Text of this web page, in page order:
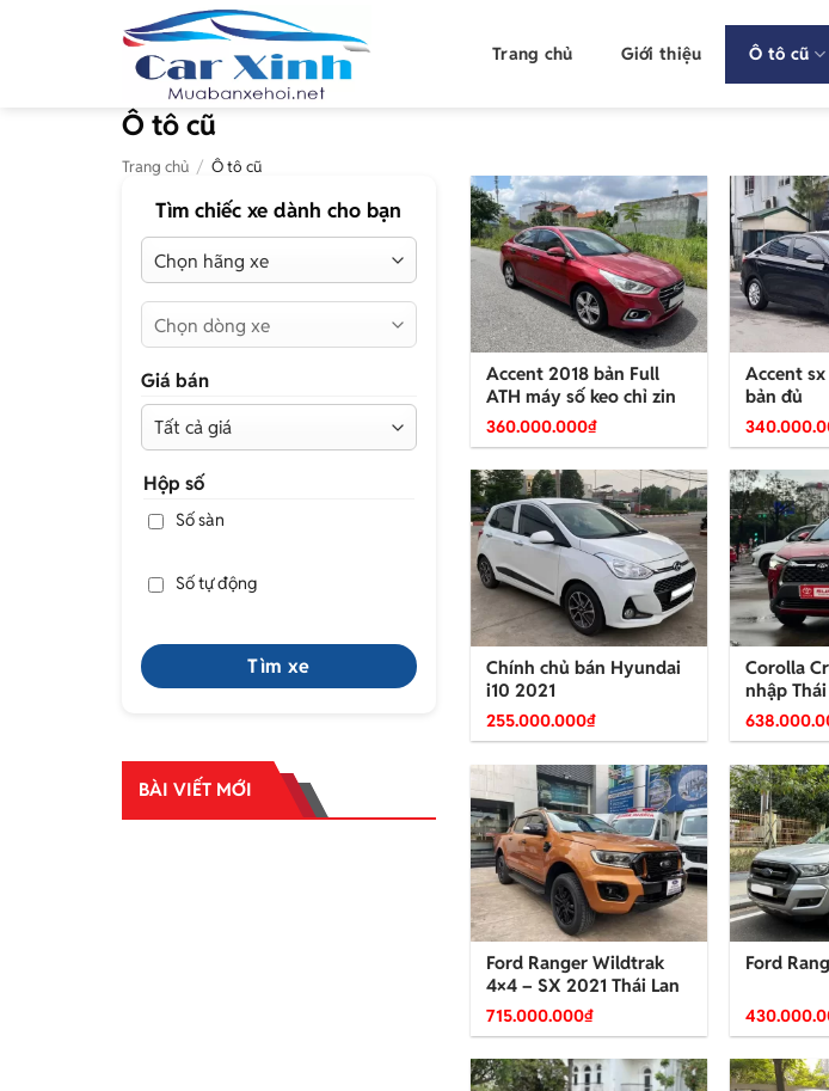
Trang chủ Giới thiệu Ô tô cũ
Ô tô cũ
Trang chủ / Ô tô cũ
Tìm chiếc xe dành cho bạn
Giá bán
Hộp số
Số sàn
Số tự động
Tìm xe
BÀI VIẾT MỚI
Accent 2018 bản Full
ATH máy số keo chỉ zin
360.000.000₫
Accent
bản đủ
Chính chủ bán Hyundai
i10 2021
255.000.000₫
Corolla
nhập Thái
Ford Ranger Wildtrak
4×4 – SX 2021 Thái Lan
715.000.000₫
Ford